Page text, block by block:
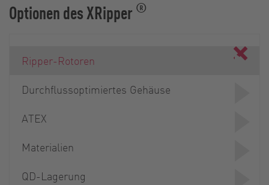
Optionen des XRipper ®
Ripper-Rotoren
Durchflussoptimiertes Gehäuse
ATEX
Materialien
QD-Lagerung